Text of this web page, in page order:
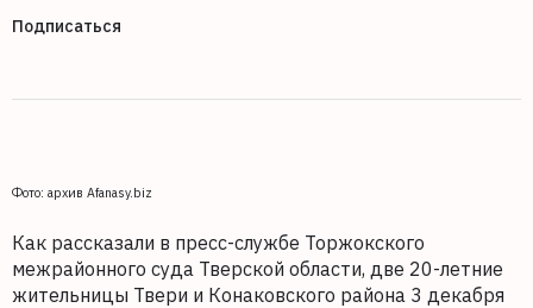
Подписаться
Фото: архив Afanasy.biz
Как рассказали в пресс-службе Торжокского
межрайонного суда Тверской области, две 20-летние
жительницы Твери и Конаковского района 3 декабря